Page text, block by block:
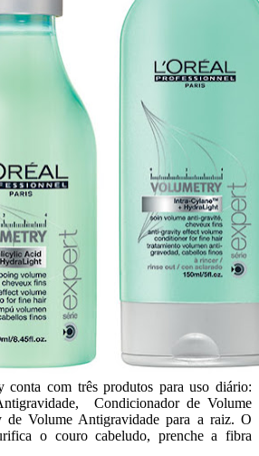
conta com três produtos para uso diário:
Condicionador de Volume
Volume Antigravidade para a raiz. O
o couro cabeludo, prenche a fibra